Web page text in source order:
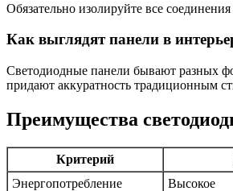
Обязательно изолируйте все
Как выглядят панели в
Светодиодные панели бывают разных
придают аккуратность традиционным
Преимущества
Критерий
Энергопотребление
Высокое